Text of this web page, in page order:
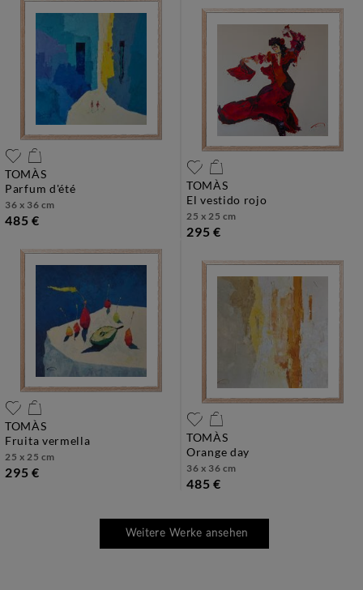
TOMÀS
parfum d'été
36 x 36 cm
485 €
TOMÀS
el vestido rojo
25 x 25 cm
295 €
TOMÀS
fruita vermella
25 x 25 cm
295 €
TOMÀS
orange day
36 x 36 cm
485 €
Weitere Werke ansehen